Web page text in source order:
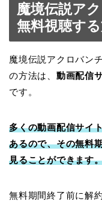
魔境伝説ア
無料視聴す
魔境伝説アクロバン
の方法は、 動画配信
です。
多くの動画配信サイ
あるので、その無料
見ることができます
無料期間終了前に解